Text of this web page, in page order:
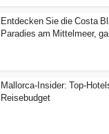
Entdecken Sie die Costa
Paradies am Mittelmeer,
Mallorca-Insider: Top-
Reisebudget